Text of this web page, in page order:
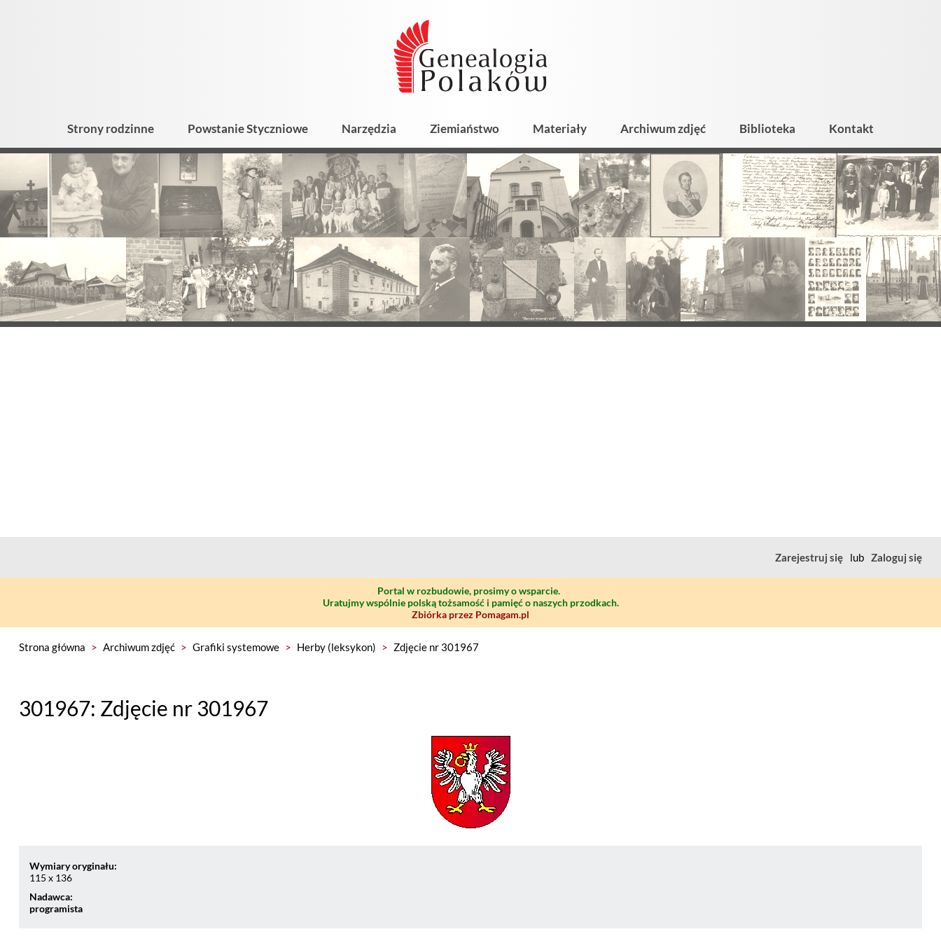
Strony rodzinne Powstanie Styczniowe Narzędzia Ziemiaństwo Materiały Archiwum zdjęć Biblioteka Kontakt
Zarejestruj się lub Zaloguj się
Portal w rozbudowie, prosimy o wsparcie.
Uratujmy wspólnie polską tożsamość i pamięć o naszych przodkach.
Zbiórka przez Pomagam.pl
Strona główna > Archiwum zdjęć > Grafiki systemowe > Herby (leksykon) > Zdjęcie nr 301967
301967: Zdjęcie nr 301967
Wymiary oryginału:
115 x 136
Nadawca:
programista